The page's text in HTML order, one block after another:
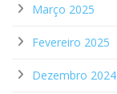
Março 2025
Fevereiro 2025
Dezembro 2024